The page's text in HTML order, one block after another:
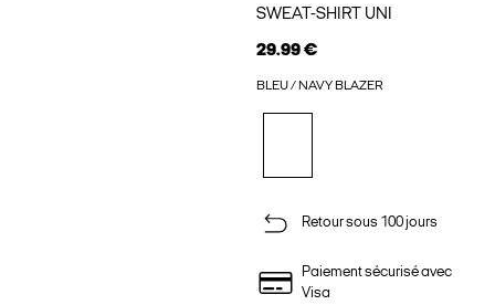
SWEAT-SHIRT UNI
29.99 €
BLEU / NAVY BLAZER
Retour sous 100 jours
Paiement sécurisé avec
Visa